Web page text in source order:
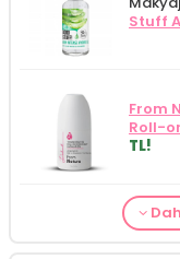
Stuff
From
Roll-
TL!